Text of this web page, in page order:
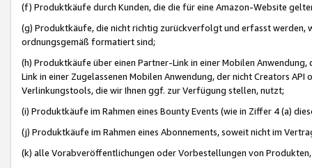
(f) Produktkäufe durch Kunden, die die für eine Amazon-Website
(g) Produktkäufe, die nicht richtig zurückverfolgt und erfasst werden,
ordnungsgemäß formatiert sind;
(h) Produktkäufe über einen Partner-Link in einer Mobilen
Link in einer Zugelassenen Mobilen Anwendung, der nicht Creators
Verlinkungstools, die wir Ihnen ggf. zur Verfügung stellen, nutzt;
(i) Produktkäufe im Rahmen eines Bounty Events (wie in Ziffer 4 (a)
(j) Produktkäufe im Rahmen eines Abonnements, soweit nicht im
(k) alle Vorabveröffentlichungen oder Vorbestellungen von